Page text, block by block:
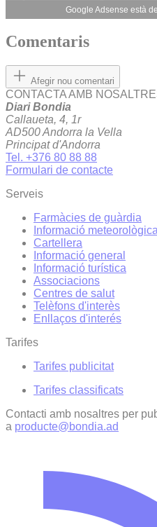
Google Adsense està
Comentaris
Afegir nou comentari
CONTACTA AMB
Diari Bondia
Callaueta, 4, 1r
AD500 Andorra la Vella
Principat d'Andorra
Tel. +376 80 88 88
Formulari de contacte
Serveis
Farmàcies de guàrdia
Informació meteorològica
Cartellera
Informació general
Informació turística
Associacions
Centres de salut
Telèfons d'interès
Enllaços d'interés
Tarifes
Tarifes publicitat
Tarifes classificats
Contacti amb nosaltres per
a producte@bondia.ad